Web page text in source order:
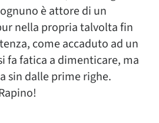
è attore di un
nella propria talvolta fin
come accaduto ad un
fa fatica a dimenticare, ma
sin dalle prime righe.